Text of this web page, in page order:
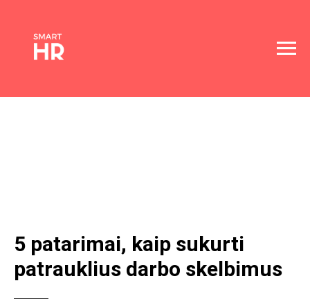
5 patarimai, kaip sukurti
patrauklius darbo skelbimus